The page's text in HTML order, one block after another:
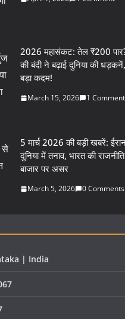
2026 महासंकट: तेल ₹200 पार?
की बंदी ने बढ़ाई दुनिया की
बड़ा कदम!
March 15, 2026 1 Comment
5 मार्च 2026 की बड़ी खबरें:
दुनिया में तनाव, भारत की
बाजार पर असर
March 5, 2026 0 Comments
| India